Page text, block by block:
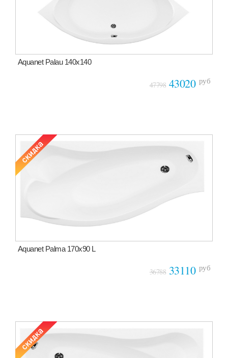
Aquanet Palau 140х140
47798 43020 руб
Aquanet Palma 170x90 L
36788 33110 руб